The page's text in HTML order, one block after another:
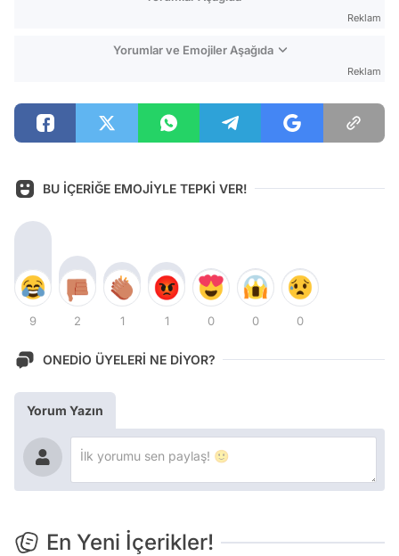
Reklam
Yorumlar ve Emojiler Aşağıda
Reklam
BU İÇERİĞE EMOJİYLE TEPKİ VER!
9 2 1 1 0 0 0
ONEDİO ÜYELERİ NE DİYOR?
Yorum Yazın
En Yeni İçerikler!